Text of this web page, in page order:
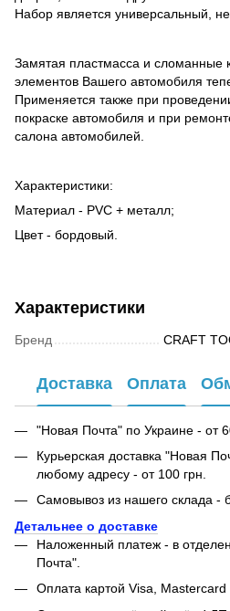
Набор является универсальный,
Замятая пластмасса и сломанные
элементов Вашего автомобиля
Применяется также при
покраске автомобиля и при
салона автомобилей.
Характеристики:
Материал - PVC + металл;
Цвет - бордовый.
Характеристики
Бренд CRAFT
Доставка Оплата
"Новая Почта" по Украине - от
Курьерская доставка "Новая
любому адресу - от 100 грн.
Самовывоз из нашего склада -
Детальнее о доставке
Наложенный платеж - в
Почта".
Оплата картой Visa,